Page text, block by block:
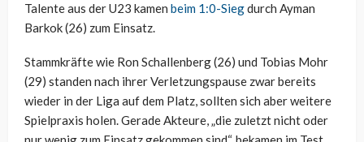
Talente aus der U23 kamen beim 1:0-Siegdurch Ayman
Barkok (26) zum Einsatz.
Stammkräfte wie Ron Schallenberg (26) und Tobias Mohr
(29) standen nach ihrer Verletzungspause zwar bereits
wieder in der Liga auf dem Platz, sollten sich aber weitere
Spielpraxis holen. Gerade Akteure, „die zuletzt nicht oder